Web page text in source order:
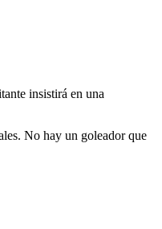
insistirá en una
No hay un goleador que